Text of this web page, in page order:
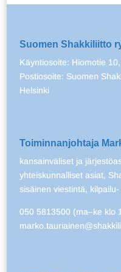
Suomen Shakkiliitto
Käyntiosoite: Hiomotie
Postiosoite: Suomen
Helsinki
Toiminnanjohtaja
kansainväliset ja
yhteiskunnalliset asiat,
sisäinen viestintä,
050 5813500 (ma–ke klo